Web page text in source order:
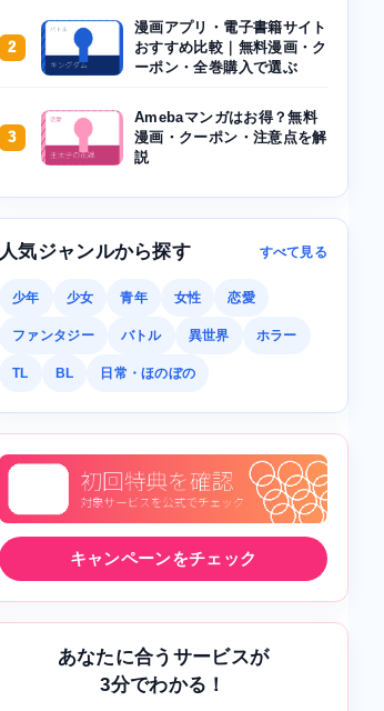
2
漫画アプリ・電子書籍サイト
おすすめ比較｜無料漫画・ク
ーポン・全巻購入で選ぶ
3
Amebaマンガはお得？無料
漫画・クーポン・注意点を解
説
人気ジャンルから探す すべて見る
少年 少女 青年 女性 恋愛
ファンタジー バトル 異世界 ホラー
TL BL 日常・ほのぼの
キャンペーンをチェック
あなたに合うサービスが
3分でわかる！